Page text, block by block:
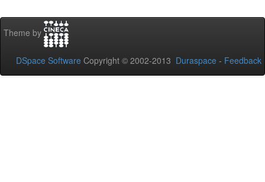
Theme by
DSpace Software Copyright © 2002-2013 Duraspace - Feedback